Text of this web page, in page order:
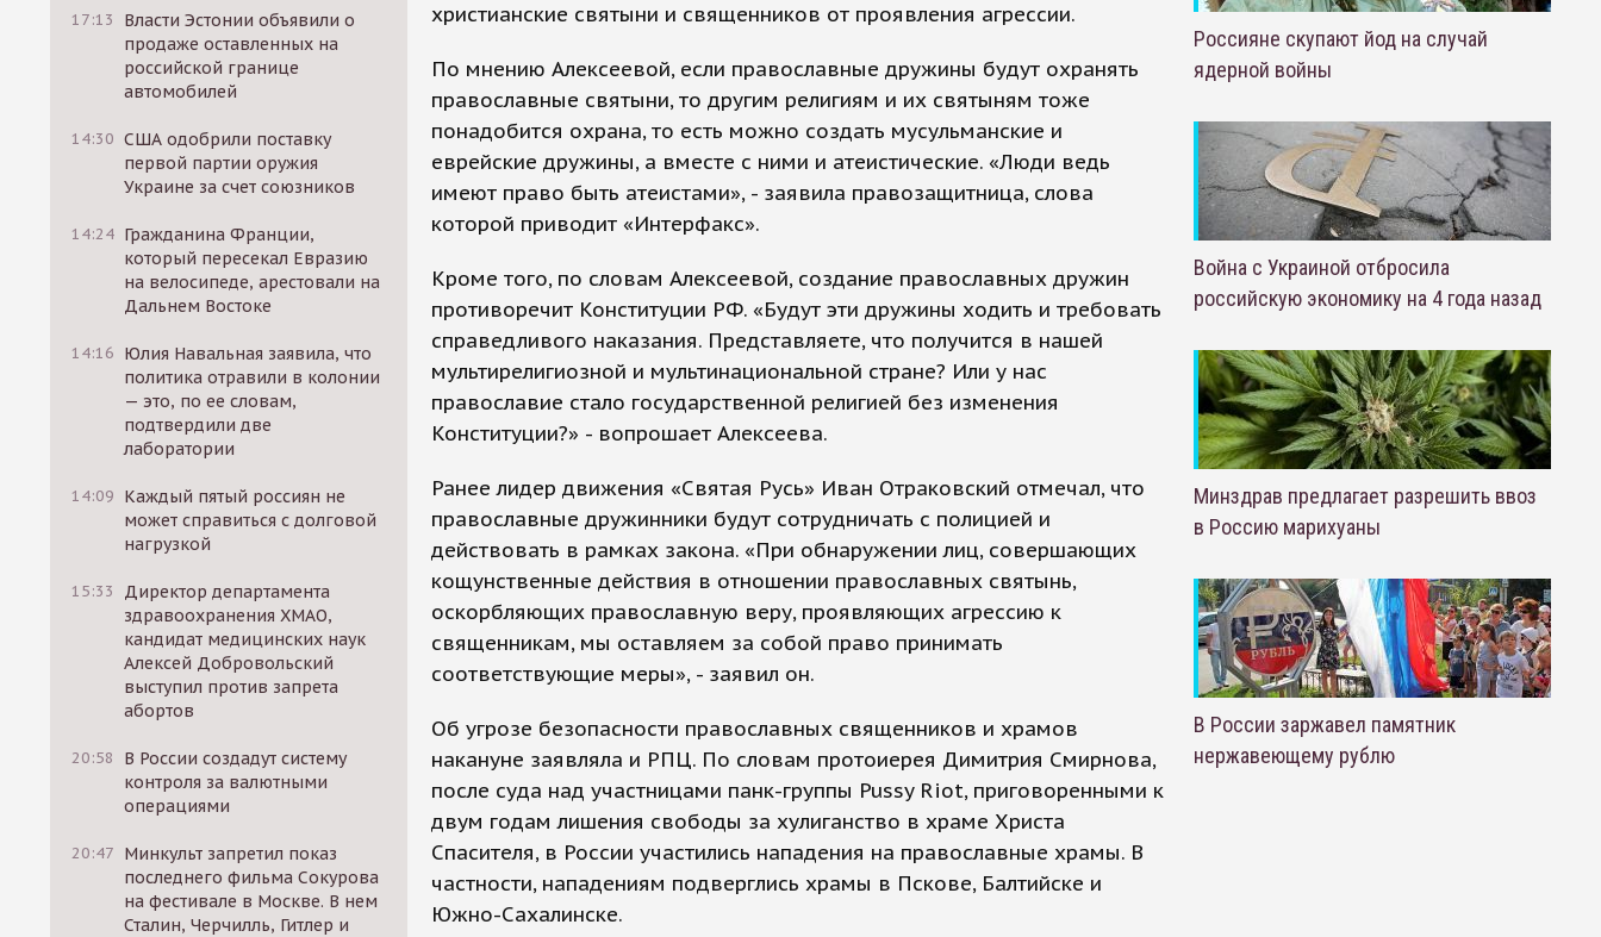
17:13
Власти Эстонии объявили о
продаже оставленных на
российской границе
автомобилей
14:30 США одобрили поставку
первой партии оружия
Украине за счет союзников
14:24 Гражданина Франции,
который пересекал Евразию
на велосипеде, арестовали на
Дальнем Востоке
14:16 Юлия Навальная заявила, что
политика отравили в колонии
— это, по ее словам,
подтвердили две
лаборатории
14:09 Каждый пятый россиян не
может справиться с долговой
нагрузкой
15:33
Директор департамента
здравоохранения ХМАО,
кандидат медицинских наук
Алексей Добровольский
выступил против запрета
абортов
20:58
В России создадут систему
контроля за валютными
операциями
20:47 Минкульт запретил показ
последнего фильма Сокурова
на фестивале в Москве. В нем
Сталин, Черчилль, Гитлер и
христианские святыни и священников от проявления агрессии.
По мнению Алексеевой, если православные дружины будут охранять
православные святыни, то другим религиям и их святыням тоже
понадобится охрана, то есть можно создать мусульманские и
еврейские дружины, а вместе с ними и атеистические. «Люди ведь
имеют право быть атеистами», - заявила правозащитница, слова
которой приводит «Интерфакс».
Кроме того, по словам Алексеевой, создание православных дружин
противоречит Конституции РФ. «Будут эти дружины ходить и требовать
справедливого наказания. Представляете, что получится в нашей
мультирелигиозной и мультинациональной стране? Или у нас
православие стало государственной религией без изменения
Конституции?» - вопрошает Алексеева.
Ранее лидер движения «Святая Русь» Иван Отраковский отмечал, что
православные дружинники будут сотрудничать с полицией и
действовать в рамках закона. «При обнаружении лиц, совершающих
кощунственные действия в отношении православных святынь,
оскорбляющих православную веру, проявляющих агрессию к
священникам, мы оставляем за собой право принимать
соответствующие меры», - заявил он.
Об угрозе безопасности православных священников и храмов
накануне заявляла и РПЦ. По словам протоиерея Димитрия Смирнова,
после суда над участницами панк-группы Pussy Riot, приговоренными к
двум годам лишения свободы за хулиганство в храме Христа
Спасителя, в России участились нападения на православные храмы. В
частности, нападениям подверглись храмы в Пскове, Балтийске и
Южно-Сахалинске.
Россияне скупают йод на случай
ядерной войны
Война с Украиной отбросила
российскую экономику на 4 года назад
Минздрав предлагает разрешить ввоз
в Россию марихуаны
В России заржавел памятник
нержавеющему рублю